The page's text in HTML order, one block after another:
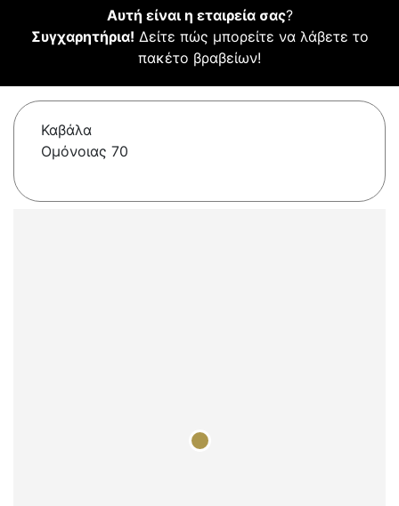
Αυτή είναι η εταιρεία σας?
Συγχαρητήρια! Δείτε πώς μπορείτε να λάβετε το
πακέτο βραβείων!
Καβάλα
Ομόνοιας 70